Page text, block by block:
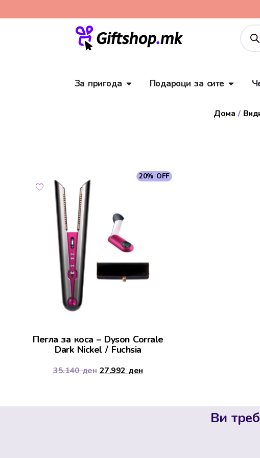
За пригода Подароци за сите
Дома /
20% OFF
Пегла за коса – Dyson Corrale
Dark Nickel / Fuchsia
35.140ден 27.992 ден
Ви